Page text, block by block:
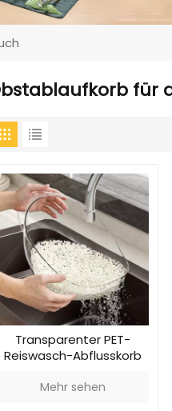
für
Transparenter PET-
Reiswasch-Abflusskorb
Mehr sehen